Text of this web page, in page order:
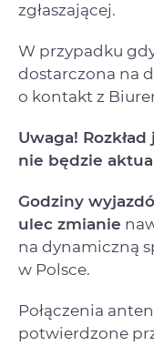
zgłaszającej.
W przypadku
dostarczona na
o kontakt z
Uwaga!
nie będzie
Godziny
ulec zmianie
na dynamiczną
w Polsce.
Połączenia
potwierdzone